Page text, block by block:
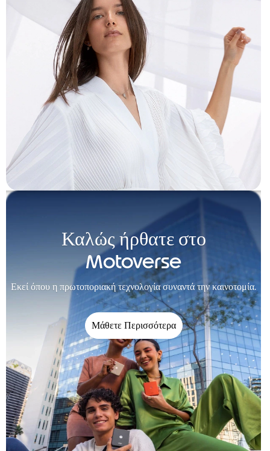
Καλώς ήρθατε στο
Motoverse
Εκεί όπου η πρωτοποριακή τεχνολογία συναντά την καινοτομία.
Μάθετε Περισσότερα